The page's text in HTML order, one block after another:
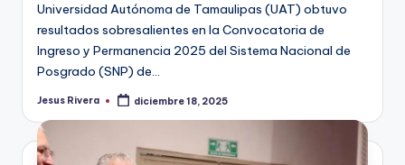
Universidad Autónoma de Tamaulipas (UAT) obtuvo
resultados sobresalientes en la Convocatoria de
Ingreso y Permanencia 2025 del Sistema Nacional de
Posgrado (SNP) de…
Publicado
Jesus Rivera diciembre 18, 2025